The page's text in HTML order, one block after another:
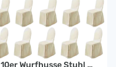
10er Wurfhusse Stuhl creme